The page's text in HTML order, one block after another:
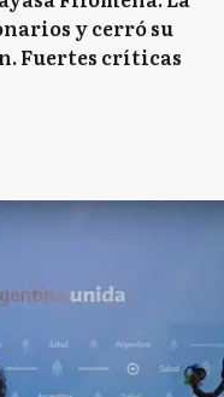
y cerró su
Fuertes críticas